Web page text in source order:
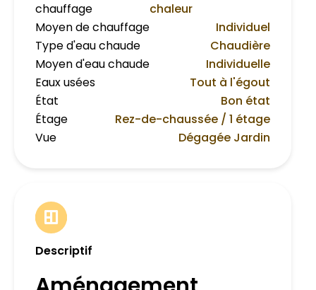
chauffage
chaleur
Moyen de chauffage
Individuel
Type d'eau chaude
Chaudière
Moyen d'eau chaude
Individuelle
Eaux usées
Tout à l'égout
État
Bon état
Étage
Rez-de-chaussée / 1 étage
Vue
Dégagée Jardin
Descriptif